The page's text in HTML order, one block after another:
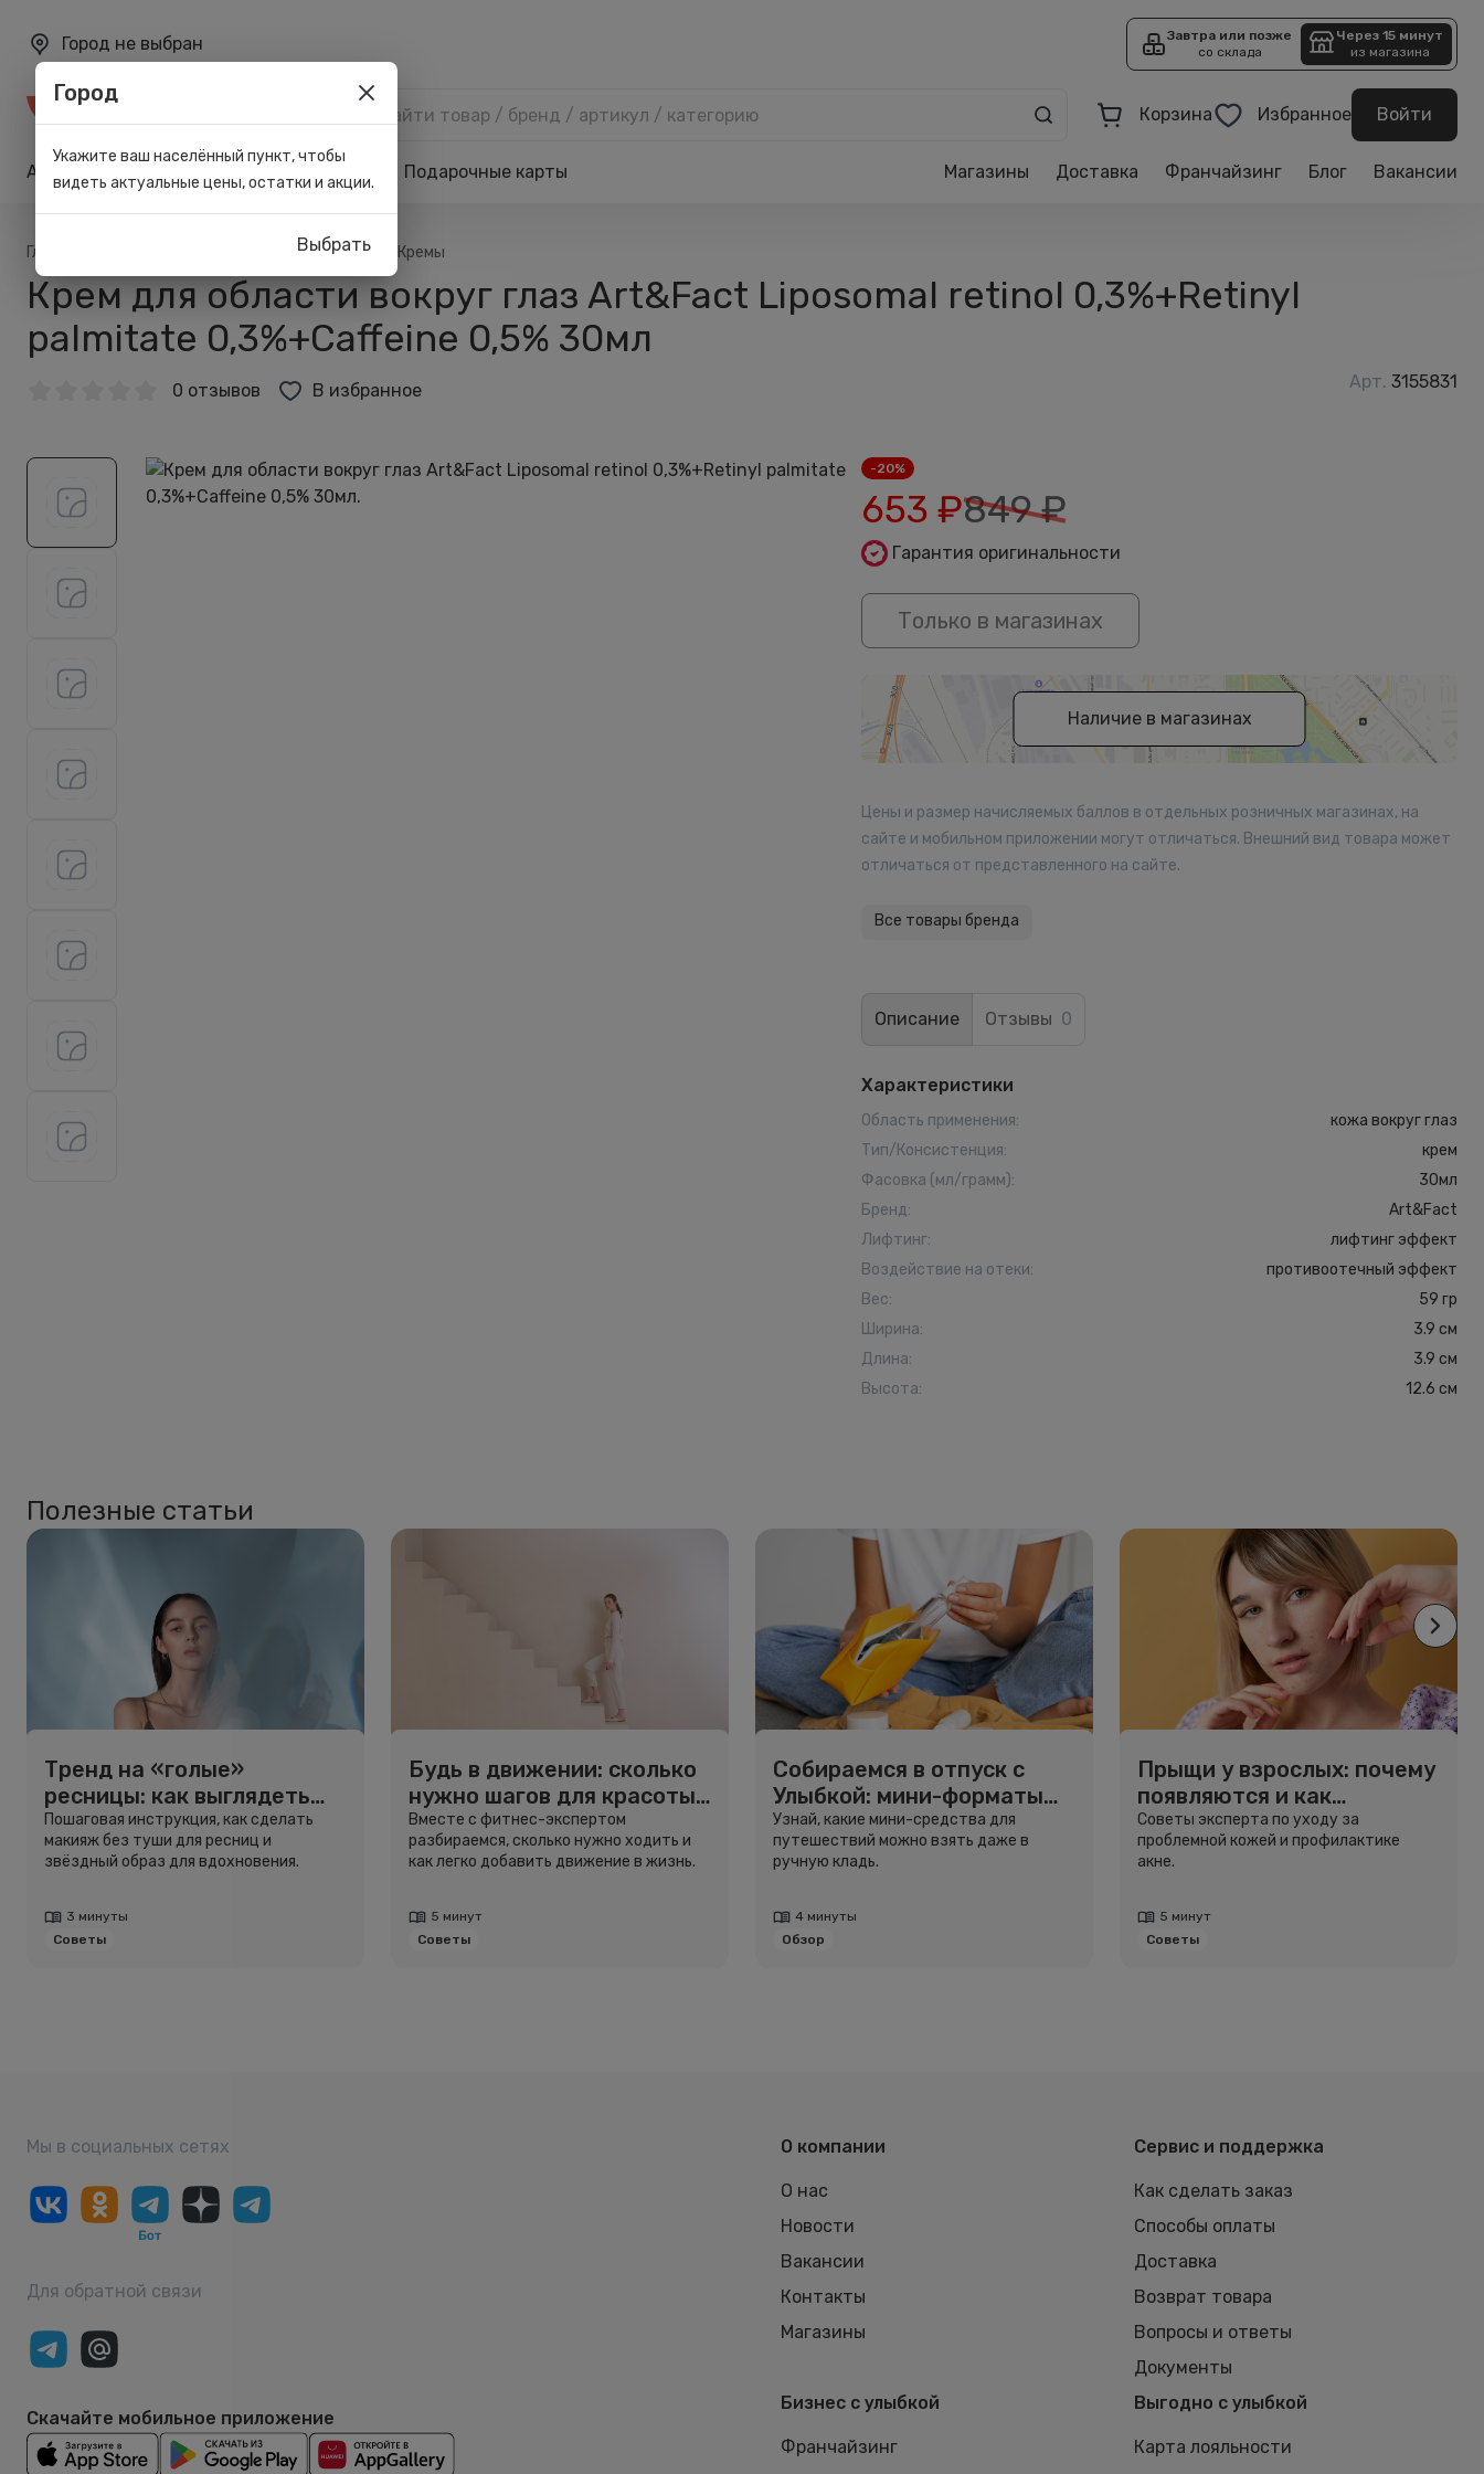
Город не выбран
Завтра или позже
со склада
Через 15 минут
из магазина
Корзина Избранное Войти
Акции Карта лояльности Подарочные карты Магазины Доставка Франчайзинг Блог Вакансии
Главная Для ухода Кремы
Крем для области вокруг глаз Art&Fact Liposomal retinol 0,3%+Retinyl
palmitate 0,3%+Caffeine 0,5% 30мл
0 отзывов В избранное Арт. 3155831
-20%
653 ₽849₽
Гарантия оригинальности
Только в магазинах
Наличие в магазинах
Цены и размер начисляемых баллов в отдельных розничных магазинах, на
сайте и мобильном приложении могут отличаться. Внешний вид товара может
отличаться от представленного на сайте.
Все товары бренда
Описание Отзывы 0
Характеристики
Область применения:
кожа вокруг глаз
Тип/Консистенция:
крем
Фасовка (мл/грамм):
30мл
Бренд:
Art&Fact
Лифтинг:
лифтинг эффект
Воздействие на отеки:
противоотечный эффект
Вес:
59 гр
Ширина:
3.9 см
Длина:
3.9 см
Высота: 12.6 см
Полезные статьи
Тренд на «голые»
ресницы: как выглядеть
свежо, не используя тушь
Пошаговая инструкция, как сделать
макияж без туши для ресниц и
звёздный образ для вдохновения.
3 минуты
Советы
Будь в движении: сколько
нужно шагов для красоты
и здоровья
Вместе с фитнес-экспертом
разбираемся, сколько нужно ходить и
как легко добавить движение в жизнь.
5 минут
Советы
Собираемся в отпуск с
Улыбкой: мини-форматы
для путешествий
Узнай, какие мини-средства для
путешествий можно взять даже в
ручную кладь.
4 минуты
Обзор
Прыщи у взрослых: почему
появляются и как
избавиться
Советы эксперта по уходу за
проблемной кожей и профилактике
акне.
5 минут
Советы
Мы в социальных сетях
Для обратной связи
Скачайте мобильное приложение
О компании
О нас
Новости
Вакансии
Контакты
Магазины
Сервис и поддержка
Как сделать заказ
Способы оплаты
Доставка
Возврат товара
Вопросы и ответы
Документы
Бизнес с улыбкой
Франчайзинг
Выгодно с улыбкой
Карта лояльности
Город
Укажите ваш населённый пункт, чтобы
видеть актуальные цены, остатки и акции.
Выбрать